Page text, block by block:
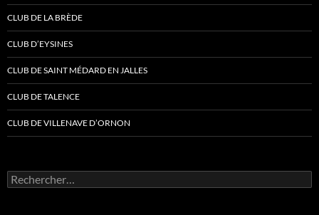
CLUB DE LA BRÈDE
CLUB D’EYSINES
CLUB DE SAINT MÉDARD EN JALLES
CLUB DE TALENCE
CLUB DE VILLENAVE D’ORNON
Rechercher :